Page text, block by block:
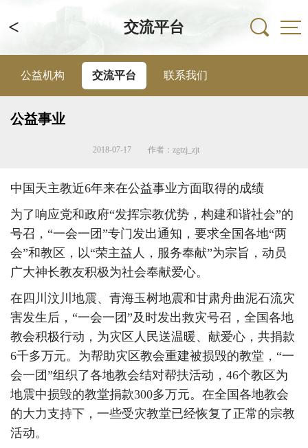
< 交流平台
公益机构 交流平台 联系我们
公益事业
2018-07-17 作者：zgtzj_zjt
中国天主教近6年来在公益事业方面取得的成绩
为了响应党和政府“发挥宗教优势，构建和谐社会”的
号召，“一会一团”专门发出通知，要求全国各地“两
会”和教区，以“荣主益人，服务奉献”为宗旨，动员
广大神长教友积极为社会奉献爱心。
在四川汶川地震、青海玉树地震和甘肃舟曲泥石流灾
害发生后，“一会一团”及时发出救灾号召，全国各地
教会积极行动，为灾区人民送温暖、献爱心，共捐款
6千多万元。为帮助灾区教会重建被损毁的教堂，“一
会一团”组织了各地教会结对帮扶活动，46个教区为
地震中损毁的教堂捐款300多万元。在全国各地教会
的大力支持下，一些受灾教堂已经恢复了正常的宗教
活动。